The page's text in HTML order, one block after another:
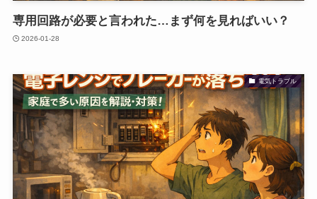
専用回路が必要と言われた…まず何を見ればいい？
2026-01-28
電気トラブル